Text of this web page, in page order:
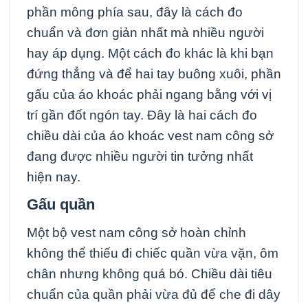
phần mông phía sau, đây là cách đo
chuẩn và đơn giản nhất mà nhiều người
hay áp dụng. Một cách đo khác là khi bạn
đứng thẳng và để hai tay buông xuôi, phần
gấu của áo khoác phải ngang bằng với vị
trí gần đốt ngón tay. Đây là hai cách đo
chiều dài của áo khoác vest nam công sở
đang được nhiều người tin tưởng nhất
hiện nay.
Gấu quần
Một bộ vest nam công sở hoàn chỉnh
không thể thiếu đi chiếc quần vừa vặn, ôm
chân nhưng không quá bó. Chiều dài tiêu
chuẩn của quần phải vừa đủ để che đi dây